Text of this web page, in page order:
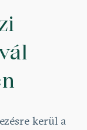
kerül a